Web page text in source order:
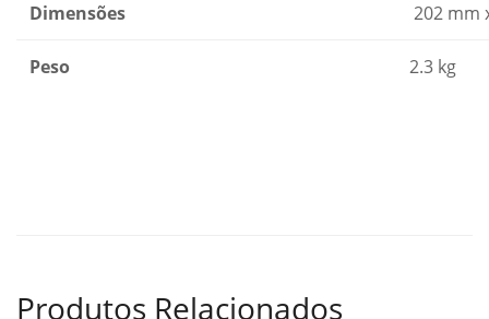
Dimensões 202 mm
Peso 2.3 kg
Produtos Relacionados